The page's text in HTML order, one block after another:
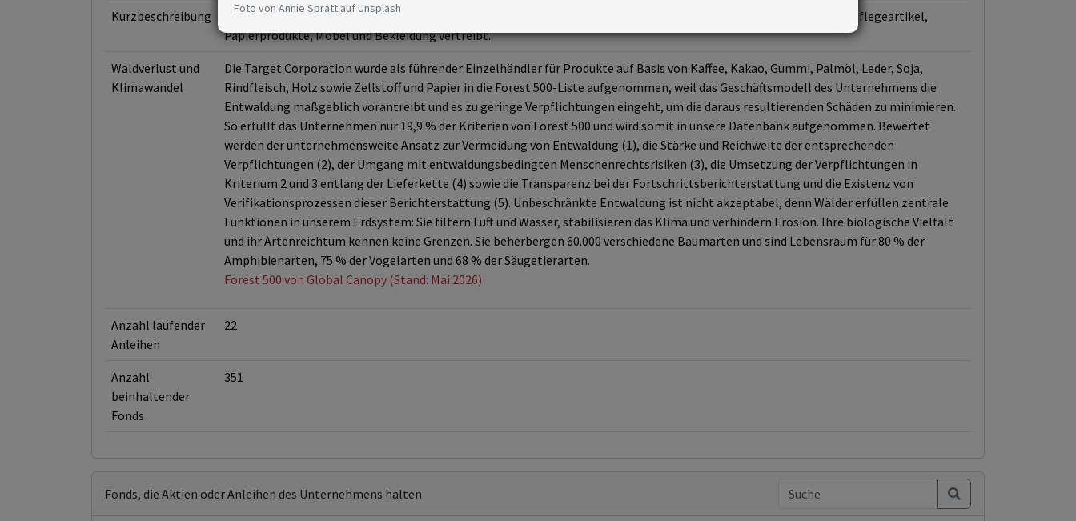
Kurzbeschreibung
Die Target Corporation ist ein führendes US-amerikanisches Einzelhandelsunternehmen das Lebensmittel, Körperpflegeartikel,
Papierprodukte, Möbel und Bekleidung vertreibt.
Waldverlust und
Klimawandel
Die Target Corporation wurde als führender Einzelhändler für Produkte auf Basis von Kaffee, Kakao, Gummi, Palmöl, Leder, Soja,
Rindfleisch, Holz sowie Zellstoff und Papier in die Forest 500-Liste aufgenommen, weil das Geschäftsmodell des Unternehmens die
Entwaldung maßgeblich vorantreibt und es zu geringe Verpflichtungen eingeht, um die daraus resultierenden Schäden zu minimieren.
So erfüllt das Unternehmen nur 19,9 % der Kriterien von Forest 500 und wird somit in unsere Datenbank aufgenommen. Bewertet
werden der unternehmensweite Ansatz zur Vermeidung von Entwaldung (1), die Stärke und Reichweite der entsprechenden
Verpflichtungen (2), der Umgang mit entwaldungsbedingten Menschenrechtsrisiken (3), die Umsetzung der Verpflichtungen in
Kriterium 2 und 3 entlang der Lieferkette (4) sowie die Transparenz bei der Fortschrittsberichterstattung und die Existenz von
Verifikationsprozessen dieser Berichterstattung (5). Unbeschränkte Entwaldung ist nicht akzeptabel, denn Wälder erfüllen zentrale
Funktionen in unserem Erdsystem: Sie filtern Luft und Wasser, stabilisieren das Klima und verhindern Erosion. Ihre biologische Vielfalt
und ihr Artenreichtum kennen keine Grenzen. Sie beherbergen 60.000 verschiedene Baumarten und sind Lebensraum für 80 % der
Amphibienarten, 75 % der Vogelarten und 68 % der Säugetierarten.
Forest 500 von Global Canopy (Stand: Mai 2026)
Anzahl laufender
Anleihen
22
Anzahl
beinhaltender
Fonds
351
Fonds, die Aktien oder Anleihen des Unternehmens halten
Foto von Annie Spratt auf Unsplash